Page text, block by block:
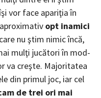
vor face apariţia în
opt inamici
nu ştim nimic încă,
mulţi jucători în mod-
va creşte. Majoritatea
din primul joc, iar cel
de trei ori mai